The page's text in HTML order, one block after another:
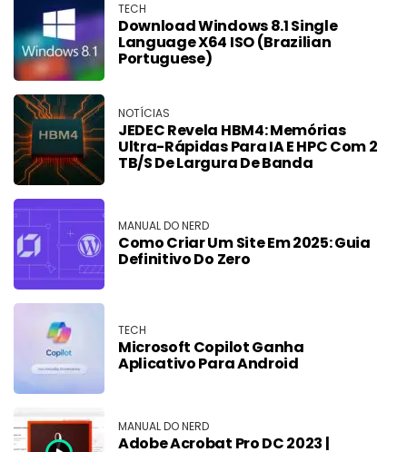
TECH
Download Windows 8.1 Single
Language X64 ISO (Brazilian
Portuguese)
NOTÍCIAS
JEDEC Revela HBM4: Memórias
Ultra-Rápidas Para IA E HPC Com 2
TB/s De Largura De Banda
MANUAL DO NERD
Como Criar Um Site Em 2025: Guia
Definitivo Do Zero
TECH
Microsoft Copilot Ganha
Aplicativo Para Android
MANUAL DO NERD
Adobe Acrobat Pro DC 2023 |